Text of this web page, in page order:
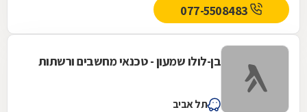
בן-לולו שמעון - טכנאי מחשבים ורשתות
תל אביב